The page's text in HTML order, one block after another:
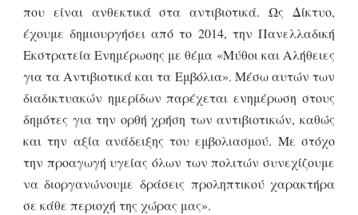
που είναι ανθεκτικά στα αντιβιοτικά. Ως Δίκτυο,
έχουμε δημιουργήσει από το 2014, την Πανελλαδική
Εκστρατεία Ενημέρωσης με θέμα «Μύθοι και Αλήθειες
για τα Αντιβιοτικά και τα Εμβόλια». Μέσω αυτών των
διαδικτυακών ημερίδων παρέχεται ενημέρωση στους
δημότες για την ορθή χρήση των αντιβιοτικών, καθώς
και την αξία ανάδειξης του εμβολιασμού. Με στόχο
την προαγωγή υγείας όλων των πολιτών συνεχίζουμε
να διοργανώνουμε δράσεις προληπτικού χαρακτήρα
σε κάθε περιοχή της χώρας μας».